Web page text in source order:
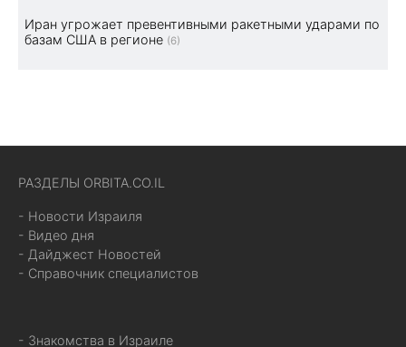
Иран угрожает превентивными ракетными ударами по
базам США в регионе (6)
РАЗДЕЛЫ ORBITA.CO.IL
- Новости Израиля
- Видео дня
- Дайджест Новостей
- Справочник специалистов
- Знакомства в Израиле